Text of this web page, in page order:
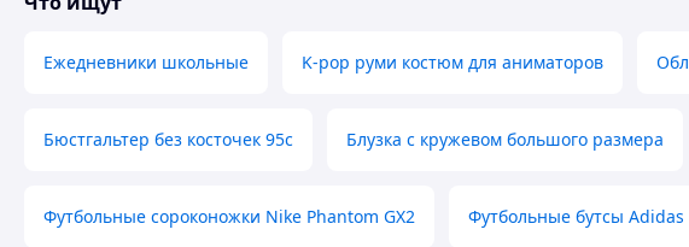
Ежедневники школьные K-pop руми костюм для аниматоров
Бюстгальтер без косточек 95с Блузка с кружевом большого размера
Футбольные сороконожки Nike Phantom GX2 Футбольные бутсы Adidas